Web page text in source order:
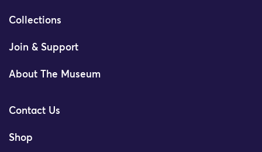
Collections
Join & Support
About The Museum
Contact Us
Shop